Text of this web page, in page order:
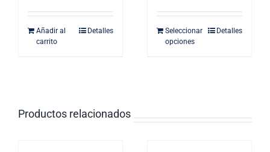
Añadir al
carrito
Detalles
Seleccionar
opciones
Detalles
Productos relacionados